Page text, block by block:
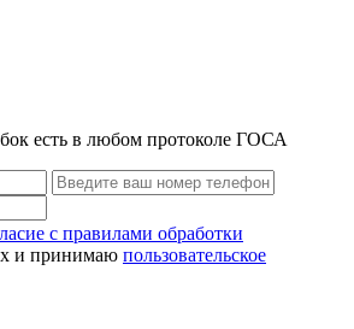
есть в любом протоколе ГОСА
с правилами обработки
и принимаю пользовательское